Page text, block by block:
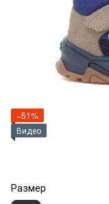
−51%
Видео
Размер